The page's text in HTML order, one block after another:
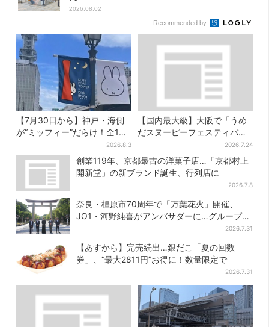
2026.08.02
Recommended by
【7月30日から】神戸・海側
が“ミッフィー”だらけ！全16
施設でパン、スイーツ、ナイ
トマーケットも
2026.8.3
【国内最大級】大阪で「うめ
だスヌーピーフェスティバ
ル」、約80ブランドが集結！
ここだけのグッズも
2026.7.24
創業119年、京都最古の洋菓子店…「京都村上
開新堂」の新ブランド誕生、行列店に
2026.7.8
奈良・橿原市70周年で「万葉花火」開催、
JO1・河野純喜がアンバサダーに…グループ楽
2026.7.31
【あすから】完売続出…銀だこ「夏の回数
券」、“最大2811円”お得に！数量限定で
2026.7.31